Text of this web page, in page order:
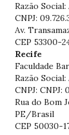
Razão
CNPJ:
Av.
CEP 53300-
Recife
Faculdade
Razão
CNPJ: CNPJ:
Rua do Bom
PE/Brasil
CEP 50030-